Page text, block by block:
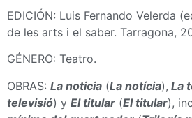
EDICIÓN: Luis Fernando Velerda
de les arts i el saber. Tarragona,
GÉNERO: Teatro.
OBRAS: La noticia (La notícia), La
televisió) y El titular (El titular),